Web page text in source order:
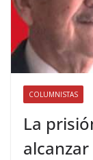
COLUMNISTAS
La